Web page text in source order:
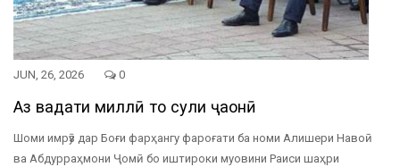
JUN, 26, 2026 0
Аз ваҳдати миллӣ то сулҳи ҷаҳонӣ
Шоми имрӯз дар Боғи фарҳангу фароғати ба номи Алишери Навоӣ
ва Абдурраҳмони Ҷомӣ бо иштироки муовини Раиси шаҳри